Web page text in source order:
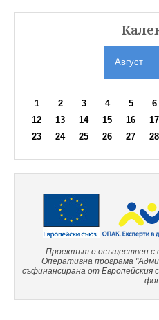
Август
1 2 3 4 5 6
12
13 14 15 16 17
23
24 25 26 27 28
Проектът е осъществен с
Оперативна програма
съфинансирана от Европейския